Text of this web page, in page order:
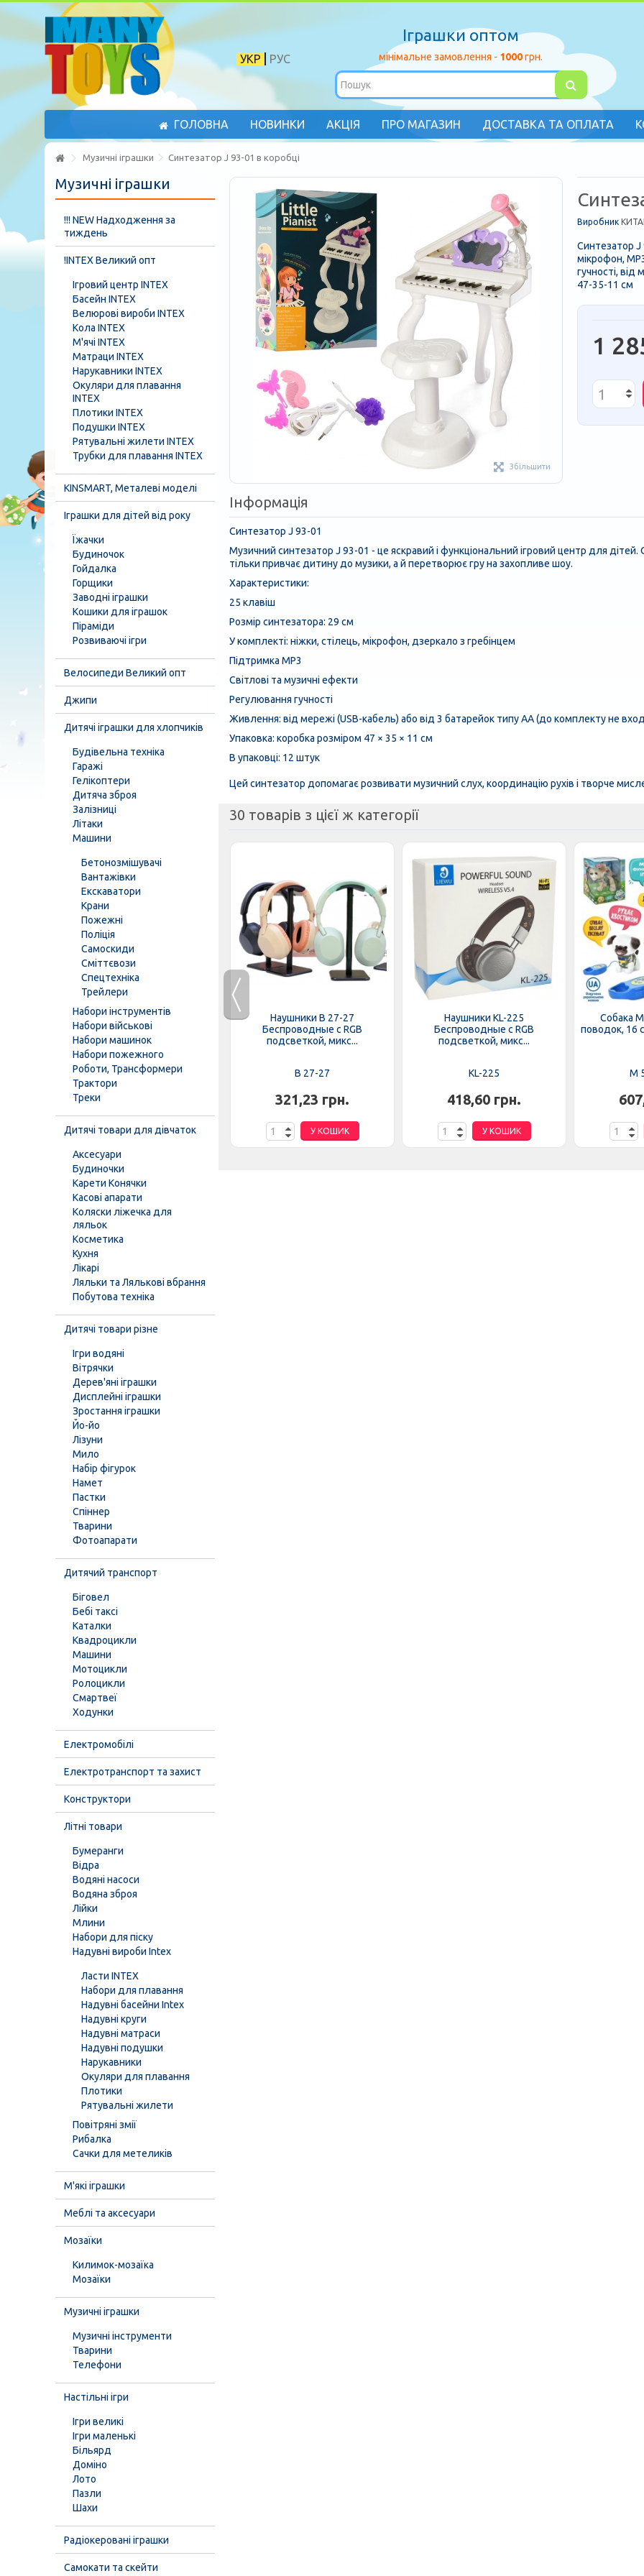
РУС
УКР
Іграшки оптом
мінімальне замовлення - 1000грн.
ГОЛОВНА НОВИНКИ АКЦІЯ ПРО МАГАЗИН ДОСТАВКА ТА ОПЛАТА
Музичні іграшки Синтезатор J 93-01 в коробці
Збільшити
Виробник
Синтезатор J
мікрофон,
гучності, від
47-35-11 см
1
Інформація
Синтезатор J 93-01
Музичний синтезатор J 93-01 - це яскравий і функціональний ігровий центр для
тільки привчає дитину до музики, а й перетворює гру на захопливе шоу.
Характеристики:
25 клавіш
Розмір синтезатора: 29 см
У комплекті: ніжки, стілець, мікрофон, дзеркало з гребінцем
Підтримка MP3
Світлові та музичні ефекти
Регулювання гучності
Живлення: від мережі (USB-кабель) або від 3 батарейок типу AA (до комплекту не
Упаковка: коробка розміром 47 × 35 × 11 см
В упаковці: 12 штук
Цей синтезатор допомагає розвивати музичний слух, координацію рухів і творче
30 товарів з цієї ж категорії
Барабан 540-540 Малий,
"Оріон"
540
У КОШИК
Наушники B 27-27
Беспроводные с RGB
подсветкой, микс...
B 27-27
321,23 грн.
У КОШИК
Наушники KL-225
Беспроводные с RGB
подсветкой, микс...
KL-225
418,60 грн.
У КОШИК
Собака
поводок, 16
M
Музичні іграшки
!!! NEW Надходження за
тиждень
!INTEX Великий опт
Ігровий центр INTEX
Басейн INTEX
Велюрові вироби INTEX
Кола INTEX
М'ячі INTEX
Матраци INTEX
Нарукавники INTEX
Окуляри для плавання
INTEX
Плотики INTEX
Подушки INTEX
Рятувальні жилети INTEX
Трубки для плавання INTEX
KINSMART, Металеві моделі
Іграшки для дітей від року
Їжачки
Будиночок
Гойдалка
Горщики
Заводні іграшки
Кошики для іграшок
Піраміди
Розвиваючі ігри
Велосипеди Великий опт
Джипи
Дитячі іграшки для хлопчиків
Будівельна техніка
Гаражі
Гелікоптери
Дитяча зброя
Залізниці
Літаки
Машини
Бетонозмішувачі
Вантажівки
Екскаватори
Крани
Пожежні
Поліція
Самоскиди
Сміттєвози
Спецтехніка
Трейлери
Набори інструментів
Набори військові
Набори машинок
Набори пожежного
Роботи, Трансформери
Трактори
Треки
Дитячі товари для дівчаток
Аксесуари
Будиночки
Карети Конячки
Касові апарати
Коляски ліжечка для
ляльок
Косметика
Кухня
Лікарі
Ляльки та Лялькові вбрання
Побутова техніка
Дитячі товари різне
Ігри водяні
Вітрячки
Дерев'яні іграшки
Дисплейні іграшки
Зростання іграшки
Йо-йо
Лізуни
Мило
Набір фігурок
Намет
Пастки
Спіннер
Тварини
Фотоапарати
Дитячий транспорт
Біговел
Бебі таксі
Каталки
Квадроцикли
Машини
Мотоцикли
Ролоцикли
Смартвеї
Ходунки
Електромобілі
Електротранспорт та захист
Конструктори
Літні товари
Бумеранги
Відра
Водяні насоси
Водяна зброя
Лійки
Млини
Набори для піску
Надувні вироби Intex
Ласти INTEX
Набори для плавання
Надувні басейни Intex
Надувні круги
Надувні матраси
Надувні подушки
Нарукавники
Окуляри для плавання
Плотики
Рятувальні жилети
Повітряні змії
Рибалка
Сачки для метеликів
М'які іграшки
Меблі та аксесуари
Мозаїки
Килимок-мозаїка
Мозаїки
Музичні іграшки
Музичні інструменти
Тварини
Телефони
Настільні ігри
Ігри великі
Ігри маленькі
Більярд
Доміно
Лото
Пазли
Шахи
Радіокеровані іграшки
Самокати та скейти